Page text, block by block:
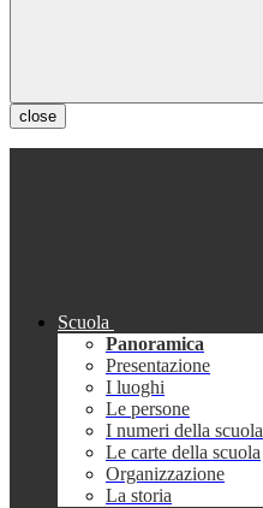
close
Scuola
Panoramica
Presentazione
I luoghi
Le persone
I numeri della scuola
Le carte della scuola
Organizzazione
La storia